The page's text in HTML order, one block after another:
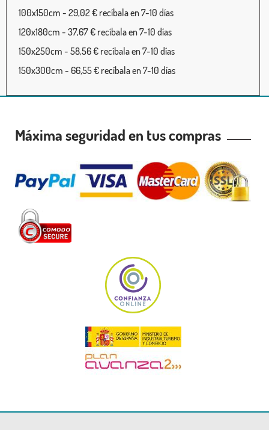
100x150cm - 29,02 € recíbala en 7-10 días
120x180cm - 37,67 € recíbala en 7-10 días
150x250cm - 58,56 € recíbala en 7-10 días
150x300cm - 66,55 € recíbala en 7-10 días
Máxima seguridad en tus compras